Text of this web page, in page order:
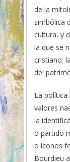
de la
simbólica
cultura, y
la que se
cristiano:
del
La
valores
la
o partido
o íconos
Bourdieu